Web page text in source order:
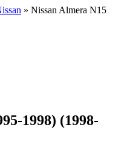
» Nissan Almera N15
1998) (1998-